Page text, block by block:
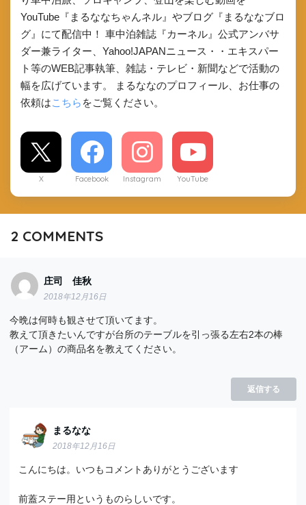
YouTube『まるななちゃんネル』やブログ『まるななブロ
グ』にて配信中！ 車中泊雑誌『カーネル』公式アンバサ
ダー兼ライター、Yahoo!JAPANニュース・・エキスパー
ト等のWEB記事執筆、雑誌・テレビ・新聞などで活動の
幅を広げています。 まるななのプロフィール、お仕事の
依頼はこちら をご覧ください。
X Facebook Instagram YouTube
2 COMMENTS
庄司 佳秋
2018年12月16日
今晩は何時も観させて頂いてます。
教えて頂きたいんですが台所のテーブルを引っ張る左右2本の棒
（アーム）の商品名を教えてください。
返信する
まるなな
2018年12月16日
こんにちは。いつもコメントありがとうございます
前蓋ステー用というものらしいです。